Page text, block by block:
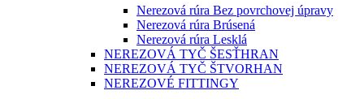
Nerezová rúra Bez povrchovej úpravy
Nerezová rúra Brúsená
Nerezová rúra Lesklá
NEREZOVÁ TYČ ŠESŤHRAN
NEREZOVÁ TYČ ŠTVORHAN
NEREZOVÉ FITTINGY